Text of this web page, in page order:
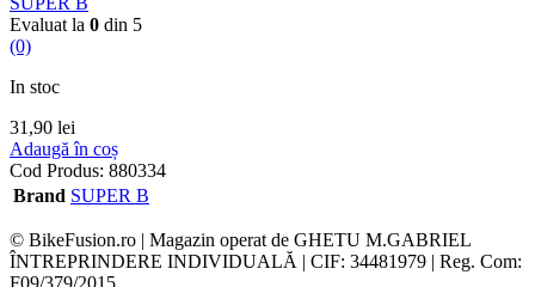
Evaluat la 0 din 5
(0)
In stoc
31,90 lei
Adaugă în coș
Cod Produs: 880334
Brand SUPER B
© BikeFusion.ro | Magazin operat de GHETU M.GABRIEL
ÎNTREPRINDERE INDIVIDUALĂ | CIF: 34481979 | Reg. Com: